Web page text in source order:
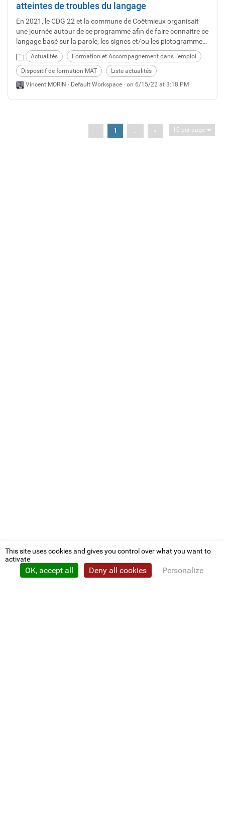
atteintes de troubles du langage
En 2021, le CDG 22 et la commune de Coëtmieux organisait
une journée autour de ce programme afin de faire connaitre ce
langage basé sur la parole, les signes et/ou les pictogrammes.
Début juin 2022, une nouvelle session a été organisée. Focus
sur cette approche pas comme les autres.
Actualités Formation et Accompagnement dans l'emploi
Dispositif de formation MAT
Liste actualités
Vincent MORIN · Default Workspace · on 6/15/22 at 3:18 PM
1 ... > 10 per page
This site uses cookies and gives you control over what you want to
activate
OK, accept all Deny all cookies Personalize